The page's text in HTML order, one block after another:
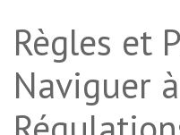
Règles et
Naviguer